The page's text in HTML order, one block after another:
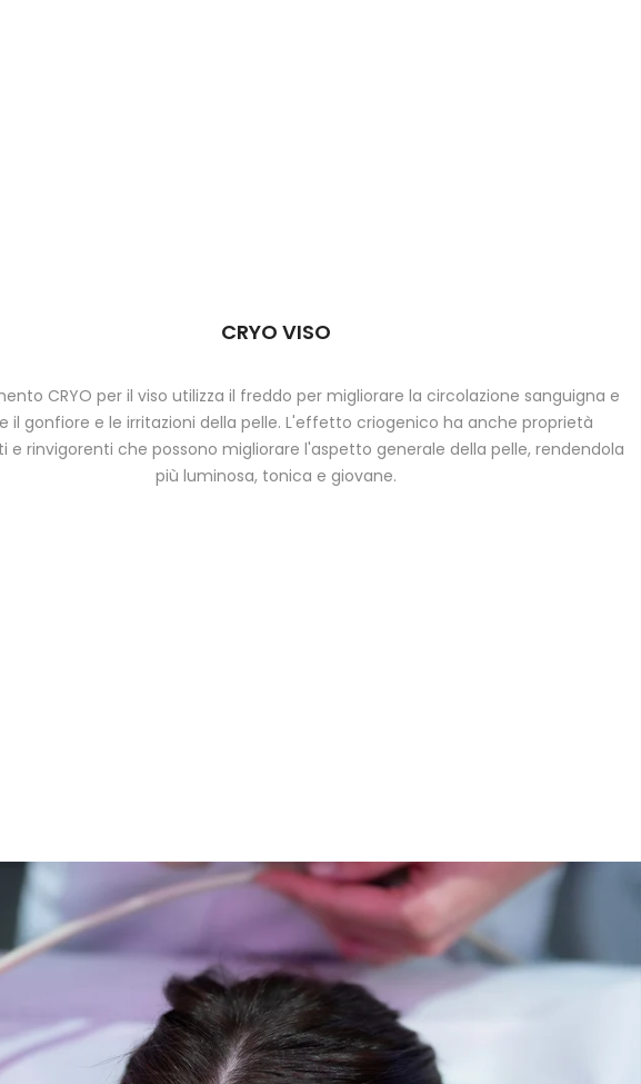
CRYO VISO
CRYO per il viso utilizza il freddo per migliorare la circolazione sanguigna e
il gonfiore e le irritazioni della pelle. L'effetto criogenico ha anche proprietà
e rinvigorenti che possono migliorare l'aspetto generale della pelle, rendendola
più luminosa, tonica e giovane.